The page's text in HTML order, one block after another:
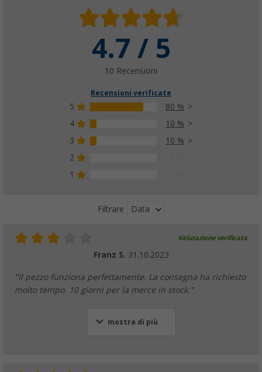
4.7 / 5
10 Recensioni
Recensioni verificate
5
80 %
4
10 %
3
10 %
2
1
Filtrare Data
Valutazione verificata
Franz S. 31.10.2023
"Il pezzo funziona perfettamente. La consegna ha richiesto
molto tempo. 10 giorni per la merce in stock."
mostra di più